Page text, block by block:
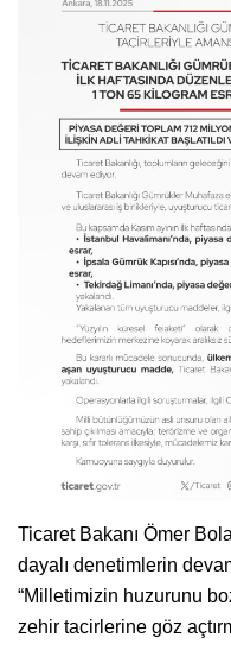
Ticaret Bakanı Ömer
dayalı denetimlerin
“Milletimizin huzurunu
zehir tacirlerine göz